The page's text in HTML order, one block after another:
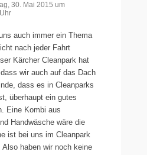
30. Mai 2015 um
auch immer ein Thema
nach jeder Fahrt
Kärcher Cleanpark hat
wir auch auf das Dach
dass es in Cleanparks
überhaupt ein gutes
Eine Kombi aus
Handwäsche wäre die
ist bei uns im Cleanpark
haben wir noch keine